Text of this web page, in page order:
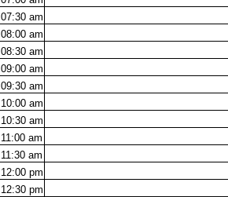
07:30 am
08:00 am
08:30 am
09:00 am
09:30 am
10:00 am
10:30 am
11:00 am
11:30 am
12:00 pm
12:30 pm